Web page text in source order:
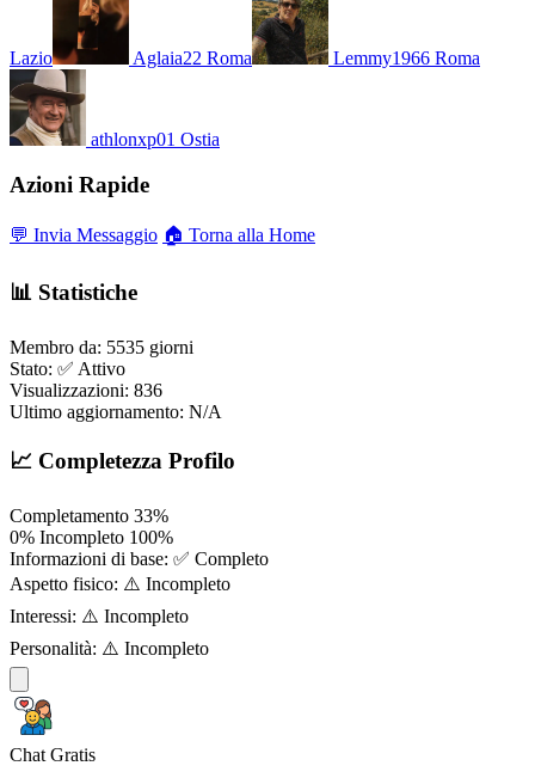
Lazio Aglaia22 Roma Lemmy1966 Roma
athlonxp01 Ostia
Azioni Rapide
💬 Invia Messaggio 🏠 Torna alla Home
📊 Statistiche
Membro da: 5535 giorni
Stato: ✅ Attivo
Visualizzazioni: 836
Ultimo aggiornamento: N/A
📈 Completezza Profilo
Completamento 33%
0% Incompleto 100%
Informazioni di base: ✅ Completo
Aspetto fisico: ⚠️ Incompleto
Interessi: ⚠️ Incompleto
Personalità: ⚠️ Incompleto
Chat Gratis